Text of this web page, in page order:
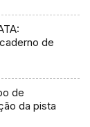
de
de
da pista